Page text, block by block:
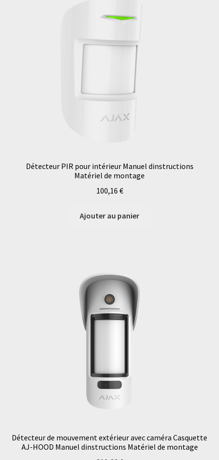
Détecteur PIR pour intérieur Manuel dinstructions
Matériel de montage
100,16 €
Ajouter au panier
Détecteur de mouvement extérieur avec caméra Casquette
AJ-HOOD Manuel dinstructions Matériel de montage